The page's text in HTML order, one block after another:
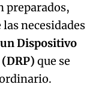
preparados,
necesidades
un Dispositivo
que se